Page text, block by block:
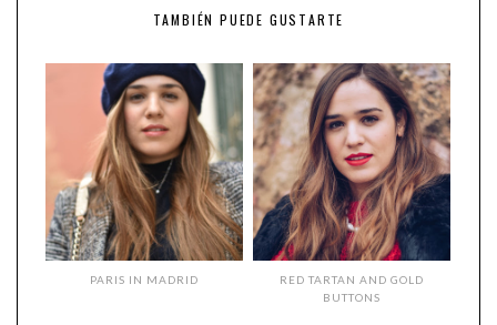
TAMBIÉN PUEDE GUSTARTE
PARIS IN MADRID
RED TARTAN AND GOLD
BUTTONS